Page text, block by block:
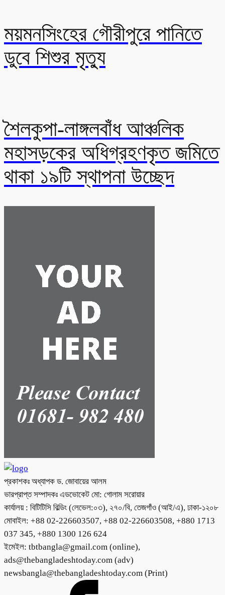
ময়মনসিংহের গৌরীপুরে পানিতে
ডুবে শিশুর মৃত্যু
শৈলকুপা-লাঙ্গলবাঁধ আঞ্চলিক
মহাসড়কের অধিগ্রহণকৃত জমিতে
থাকা ১৯টি স্থাপনা উচ্ছেদ
প্রকাশকঃ অধ্যাপক ড. জোবায়ের আলম
ভারপ্রাপ্ত সম্পাদকঃ এডভোকেট মো: গোলাম সরোয়ার
কার্যালয় : বিটিটিসি বিল্ডিং (লেভেল:০৩), ২৭০/বি, তেজগাঁও (আই/এ), ঢাকা-১২০৮
মোবাইল: +88 02-226603507, +88 02-226603508, +880 1713
037 345, +880 1300 126 624
ইমেইল: tbtbangla@gmail.com (online),
ads@thebangladeshtoday.com (adv)
newsbangla@thebangladeshtoday.com (Print)